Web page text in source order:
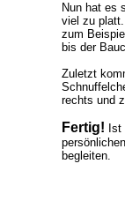
Nun hat es
viel zu
zum
bis der
Zuletzt
rechts und
Fertig!
begleiten.